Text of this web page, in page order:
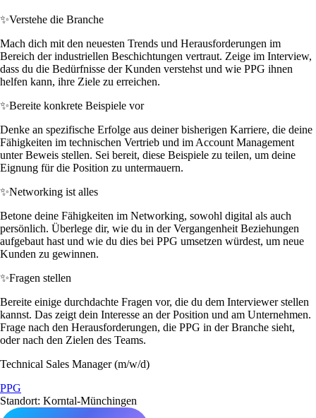
✨Verstehe die Branche
Mach dich mit den neuesten Trends und Herausforderungen im
Bereich der industriellen Beschichtungen vertraut. Zeige im Interview,
dass du die Bedürfnisse der Kunden verstehst und wie PPG ihnen
helfen kann, ihre Ziele zu erreichen.
✨Bereite konkrete Beispiele vor
Denke an spezifische Erfolge aus deiner bisherigen Karriere, die deine
Fähigkeiten im technischen Vertrieb und im Account Management
unter Beweis stellen. Sei bereit, diese Beispiele zu teilen, um deine
Eignung für die Position zu untermauern.
✨Networking ist alles
Betone deine Fähigkeiten im Networking, sowohl digital als auch
persönlich. Überlege dir, wie du in der Vergangenheit Beziehungen
aufgebaut hast und wie du dies bei PPG umsetzen würdest, um neue
Kunden zu gewinnen.
✨Fragen stellen
Bereite einige durchdachte Fragen vor, die du dem Interviewer stellen
kannst. Das zeigt dein Interesse an der Position und am Unternehmen.
Frage nach den Herausforderungen, die PPG in der Branche sieht,
oder nach den Zielen des Teams.
Technical Sales Manager (m/w/d)
PPG
Standort: Korntal-Münchingen